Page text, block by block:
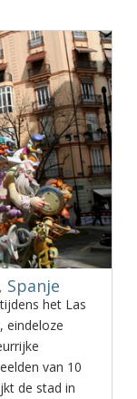
Spanje
het Las
eindeloze
van 10
de stad in